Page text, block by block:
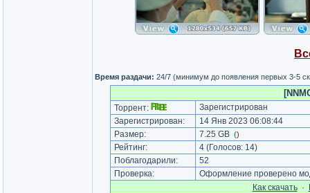
Время раздачи: 24/7 (минимум до появления первых 3-5
Торрент:
Зарегистрирован
Зарегистрирован:
14 Янв 2023 06:08:44
Размер:
7.25 GB ()
Рейтинг: 4(Голосов: 14)
Поблагодарили:
52
Проверка:
Оформление проверено
Как cкачать·